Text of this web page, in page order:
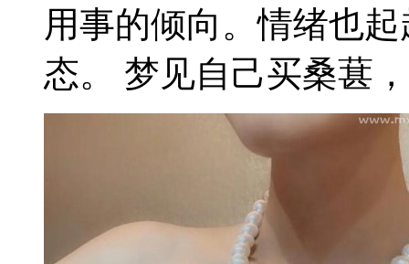
用事的倾向。情绪也
态。 梦见自己买桑葚